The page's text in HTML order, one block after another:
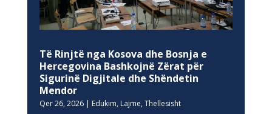
Të Rinjtë nga Kosova dhe Bosnja e
Hercegovina Bashkojnë Zërat për
Sigurinë Digjitale dhe Shëndetin
Mendor
Qer 26, 2026| Edukim, Lajme, Thellesisht